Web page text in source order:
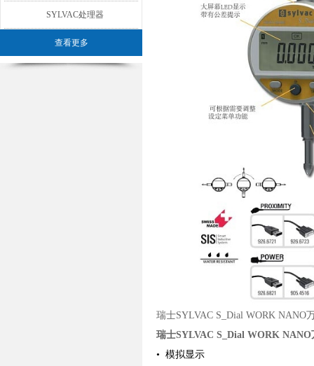
SYLVAC处理器
查看更多
瑞士SYLVAC S_Dial WORK NANO
瑞士SYLVAC S_Dial WORK
• 模拟显示